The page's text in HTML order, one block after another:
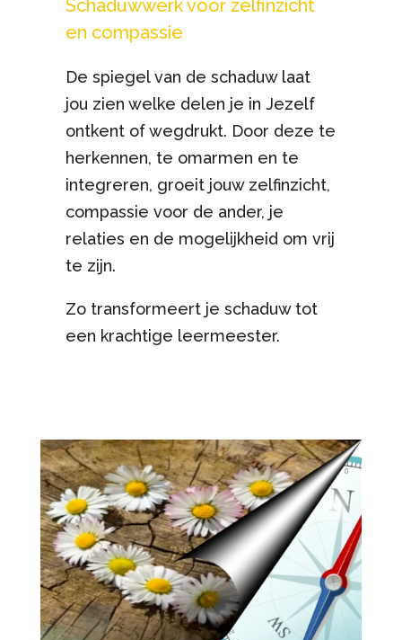
Schaduwwerk voor zelfinzicht
en compassie
De spiegel van de schaduw laat
jou zien welke delen je in Jezelf
ontkent of wegdrukt. Door deze te
herkennen, te omarmen en te
integreren, groeit jouw zelfinzicht,
compassie voor de ander, je
relaties en de mogelijkheid om vrij
te zijn.
Zo transformeert je schaduw tot
een krachtige leermeester.